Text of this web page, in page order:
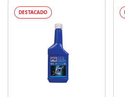
DESTACADO